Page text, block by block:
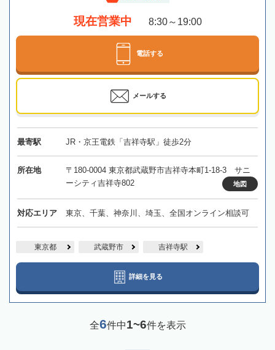
現在営業中 8:30～19:00
電話する
メールする
最寄駅 JR・京王電鉄「吉祥寺駅」徒歩2分
所在地
〒180-0004 東京都武蔵野市吉祥寺本町1-18-3 サニ
ーシティ吉祥寺802
地図
対応エリア 東京、千葉、神奈川、埼玉、全国オンライン相談可
東京都 武蔵野市 吉祥寺駅
詳細を見る
全6件中1~6件を表示